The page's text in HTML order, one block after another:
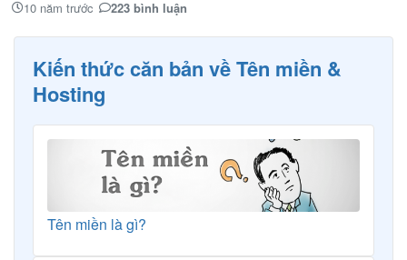
10 năm trước 223 bình luận
Kiến thức căn bản về Tên miền &
Hosting
Tên miền là gì?